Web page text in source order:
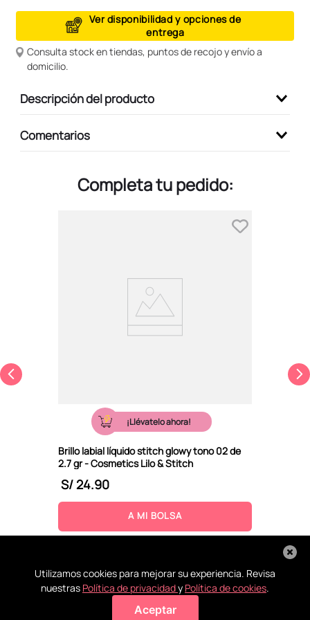
Utilizamos cookies para mejorar su experiencia. Revisa
nuestras Política de privacidady Política de cookies.
Aceptar
Ver disponibilidad y opciones de
entrega
Consulta stock en tiendas, puntos de recojo y envío a
domicilio.
Descripción del producto
Comentarios
Completa tu pedido:
¡Llévatelo ahora!
Brillo labial líquido stitch glowy tono 02 de
2.7 gr - Cosmetics Lilo & Stitch
S/ 24.90
A MI BOLSA
9.
peluche
10. kuromi